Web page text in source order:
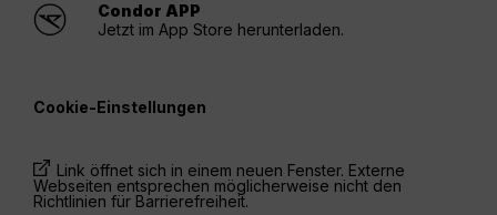
Condor APP
Jetzt im App Store herunterladen.
Cookie-Einstellungen
Link öffnet sich in einem neuen Fenster. Externe
Webseiten entsprechen möglicherweise nicht den
Richtlinien für Barrierefreiheit.